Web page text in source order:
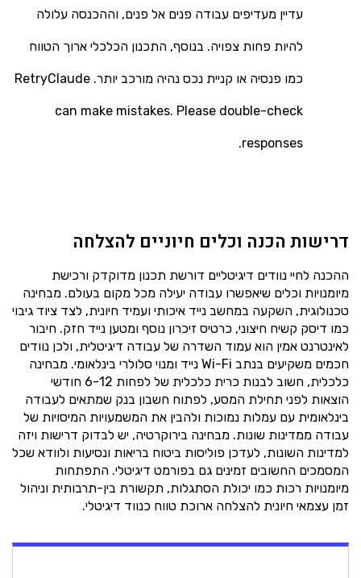
עדיין מעדיפים עבודה פנים אל פנים, וההכנסה עלולה
להיות פחות צפויה. בנוסף, התכנון הכלכלי ארוך הטווח
כמו פנסיה או קניית נכס נהיה מורכב יותר. RetryClaude
can make mistakes. Please double-check
responses.
דרישות הכנה וכלים חיוניים להצלחה
ההכנה לחיי נוודים דיגיטליים דורשת תכנון מדוקדק ורכישת
מיומנויות וכלים שיאפשרו עבודה יעילה מכל מקום בעולם. מבחינה
טכנולוגית, השקעה במחשב נייד איכותי ועמיד חיונית, לצד ציוד גיבוי
כמו דיסק קשיח חיצוני, כרטיס זיכרון נוסף ומטען נייד חזק. חיבור
לאינטרנט אמין הוא עמוד השדרה של עבודה דיגיטלית, ולכן נוודים
חכמים משקיעים בנתב Wi-Fi נייד ומנוי סלולרי בינלאומי. מבחינה
כלכלית, חשוב לבנות כרית כלכלית של לפחות 6-12 חודשי
הוצאות לפני תחילת המסע, לפתוח חשבון בנק שמתאים לעבודה
בינלאומית עם עמלות נמוכות ולהבין את המשמעויות המיסויות של
עבודה ממדינות שונות. מבחינה בירוקרטיה, יש לבדוק דרישות ויזה
למדינות השונות, לעדכן פוליסות ביטוח בריאות ונסיעות ולוודא שכל
המסמכים החשובים זמינים גם בפורמט דיגיטלי. התפתחות
מיומנויות רכות כמו יכולת הסתגלות, תקשורת בין-תרבותית וניהול
זמן עצמאי חיונית להצלחה ארוכת טווח כנווד דיגיטלי.